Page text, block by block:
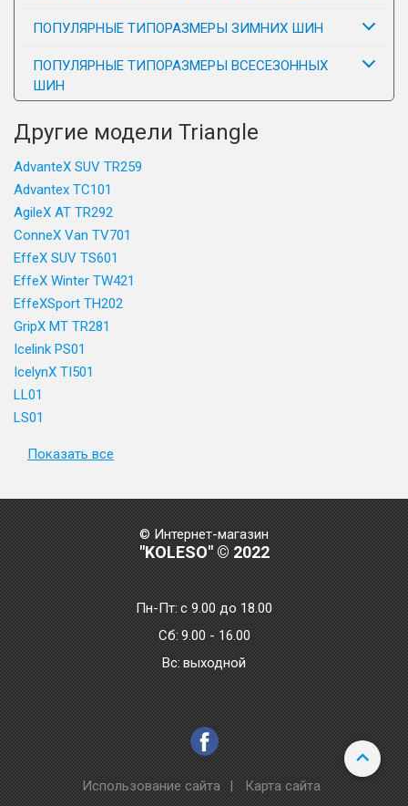
ПОПУЛЯРНЫЕ ТИПОРАЗМЕРЫ ЗИМНИХ ШИН
ПОПУЛЯРНЫЕ ТИПОРАЗМЕРЫ ВСЕСЕЗОННЫХ
ШИН
Другие модели Triangle
AdvanteX SUV TR259
Advantex TC101
AgileX AT TR292
ConneX Van TV701
EffeX SUV TS601
EffeX Winter TW421
EffeXSport TH202
GripX MT TR281
Icelink PS01
IcelynX TI501
LL01
LS01
Показать все
© Интернет-магазин
"KOLESO" © 2022
Пн-Пт:с 9.00 до 18.00
Сб: 9.00 - 16.00
Bc: выходной
Использование сайта | Карта сайта